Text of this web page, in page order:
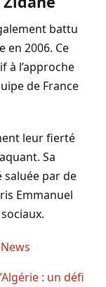
battu
en 2006. Ce
à l’approche
de France
leur fierté
Sa
saluée par de
Emmanuel
: un défi